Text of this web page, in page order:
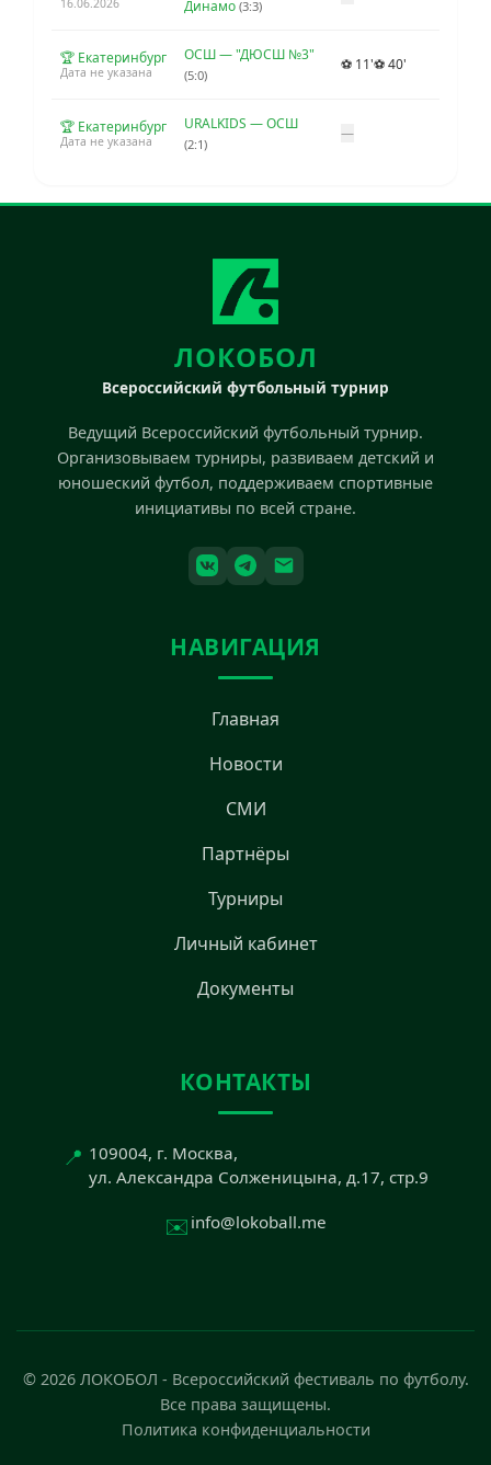
Динамо (3:3)
🏆 Екатеринбург
Дата не указана
ОСШ — "ДЮСШ №3"
(5:0)
⚽ 11'⚽ 40'
🏆 Екатеринбург
Дата не указана
URALKIDS — ОСШ
(2:1)
—
ЛОКОБОЛ
Всероссийский футбольный турнир
Ведущий Всероссийский футбольный турнир.
Организовываем турниры, развиваем детский и
юношеский футбол, поддерживаем спортивные
инициативы по всей стране.
НАВИГАЦИЯ
Главная
Новости
СМИ
Партнёры
Турниры
Личный кабинет
Документы
КОНТАКТЫ
📍 109004, г. Москва,
ул. Александра Солженицына, д.17, стр.9
✉️ info@lokoball.me
© 2026 ЛОКОБОЛ - Всероссийский фестиваль по футболу.
Все права защищены.
Политика конфиденциальности